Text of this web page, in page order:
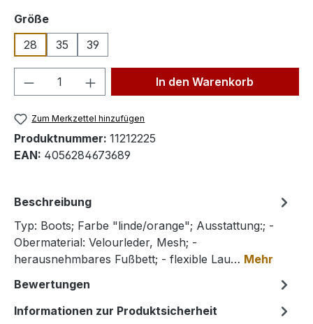
Größeauswählen
28
35 39
Produkt Anzahl: Gib denIn den Warenkorb
Zum Merkzettel hinzufügen
Produktnummer: 11212225
EAN: 4056284673689
Beschreibung
Typ: Boots; Farbe "linde/orange"; Ausstattung:; -
Obermaterial: Velourleder, Mesh; -
herausnehmbares Fußbett; - flexible Lau… Mehr
Bewertungen
Informationen zur Produktsicherheit